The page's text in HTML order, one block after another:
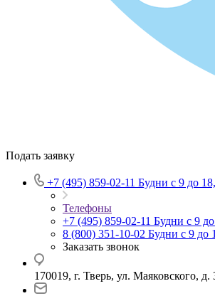
Подать заявку
+7 (495) 859-02-11 Будни с 9 до
Телефоны
+7 (495) 859-02-11 Будни с 9
8 (800) 351-10-02 Будни с 9 до
Заказать звонок
170019, г. Тверь, ул. Маяковского,